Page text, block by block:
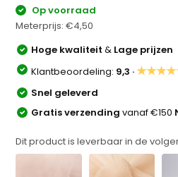
Op voorraad
Meterprijs:€4,50
Hoge kwaliteit& Lage prijzen
Klantbeoordeling: 9,3 ·
Snel geleverd
Gratis verzendingvanaf €150
Dit product is leverbaar in de